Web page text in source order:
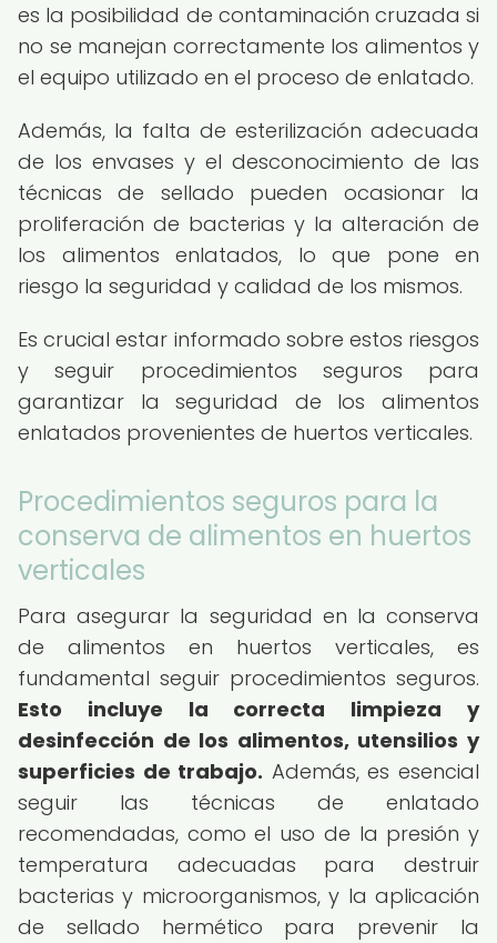
es la posibilidad de contaminación cruzada si
no se manejan correctamente los alimentos y
el equipo utilizado en el proceso de enlatado.
Además, la falta de esterilización adecuada
de los envases y el desconocimiento de las
técnicas de sellado pueden ocasionar la
proliferación de bacterias y la alteración de
los alimentos enlatados, lo que pone en
riesgo la seguridad y calidad de los mismos.
Es crucial estar informado sobre estos riesgos
y seguir procedimientos seguros para
garantizar la seguridad de los alimentos
enlatados provenientes de huertos verticales.
Procedimientos seguros para la
conserva de alimentos en huertos
verticales
Para asegurar la seguridad en la conserva
de alimentos en huertos verticales, es
fundamental seguir procedimientos seguros.
Esto incluye la correcta limpieza y
desinfección de los alimentos, utensilios y
superficies de trabajo. Además, es esencial
seguir las técnicas de enlatado
recomendadas, como el uso de la presión y
temperatura adecuadas para destruir
bacterias y microorganismos, y la aplicación
de sellado hermético para prevenir la